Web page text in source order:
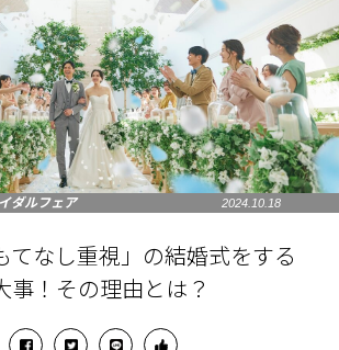
ダルフェア 2024.10.18
てなし重視」の結婚式をする
事！その理由とは？